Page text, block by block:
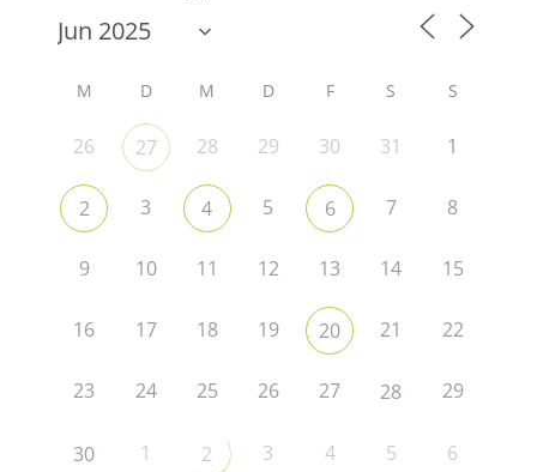
M D M D F S S
26 27 28 29 30 31 1
2 3 4 5 6 7 8
9 10 11 12 13 14 15
16 17 18 19 20 21 22
23 24 25 26 27 28 29
30 1 2 3 4 5 6